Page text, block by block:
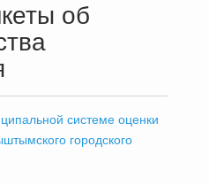
об
системе оценки
городского